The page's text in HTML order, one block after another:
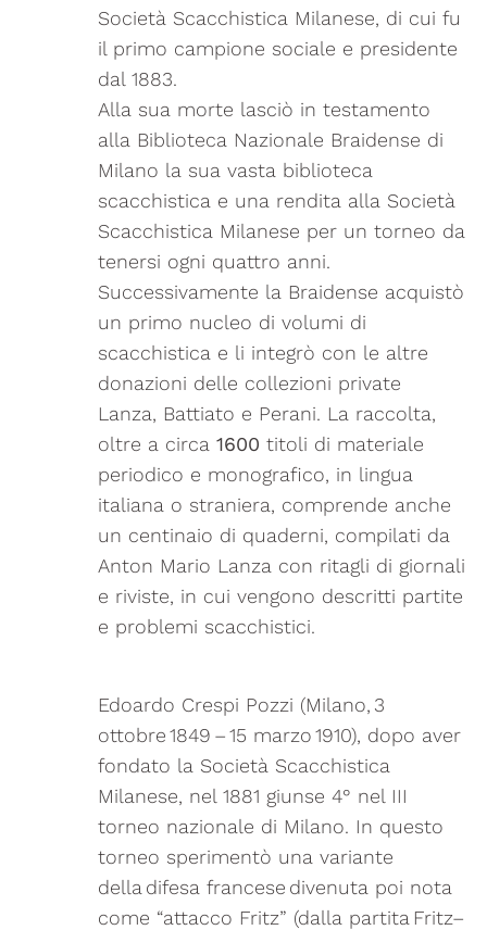
Società Scacchistica Milanese, di cui fu
il primo campione sociale e presidente
dal 1883.
Alla sua morte lasciò in testamento
alla Biblioteca Nazionale Braidense di
Milano la sua vasta biblioteca
scacchistica e una rendita alla Società
Scacchistica Milanese per un torneo da
tenersi ogni quattro anni.
Successivamente la Braidense acquistò
un primo nucleo di volumi di
scacchistica e li integrò con le altre
donazioni delle collezioni private
Lanza, Battiato e Perani. La raccolta,
oltre a circa 1600 titoli di materiale
periodico e monografico, in lingua
italiana o straniera, comprende anche
un centinaio di quaderni, compilati da
Anton Mario Lanza con ritagli di giornali
e riviste, in cui vengono descritti partite
e problemi scacchistici.
Edoardo Crespi Pozzi (Milano, 3
ottobre 1849 – 15 marzo 1910), dopo aver
fondato la Società Scacchistica
Milanese, nel 1881 giunse 4° nel III
torneo nazionale di Milano. In questo
torneo sperimentò una variante
della difesa francese divenuta poi nota
come “attacco Fritz” (dalla partita Fritz–